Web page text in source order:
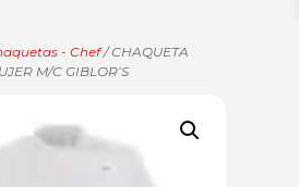
- Chef/ CHAQUETA
M/C GIBLOR’S